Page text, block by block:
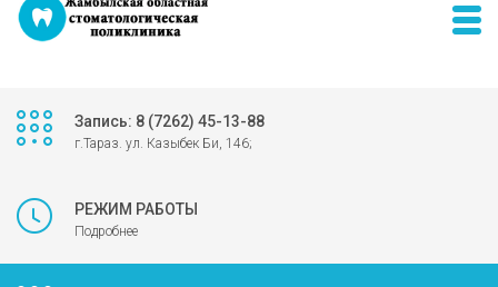
Запись: 8 (7262) 45-13-88
г.Тараз. ул. Казыбек Би, 146;
РЕЖИМ РАБОТЫ
Подробнее